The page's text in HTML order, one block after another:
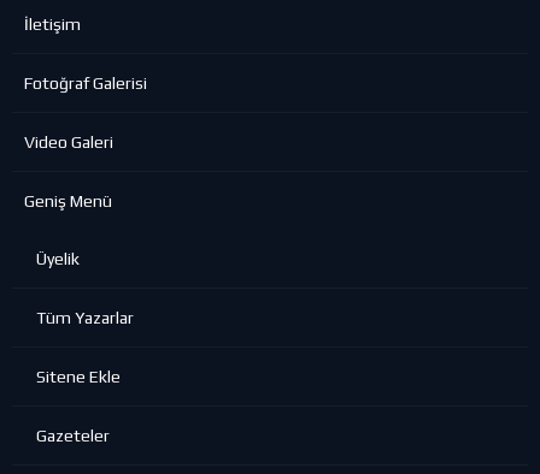
İletişim
Fotoğraf Galerisi
Video Galeri
Geniş Menü
Üyelik
Tüm Yazarlar
Sitene Ekle
Gazeteler